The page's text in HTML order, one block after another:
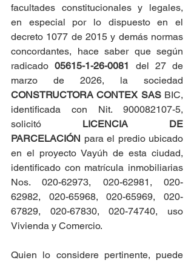
facultades constitucionales y legales,
en especial por lo dispuesto en el
decreto 1077 de 2015 y demás normas
concordantes, hace saber que según
radicado 05615-1-26-0081 del 27 de
CONSTRUCTORA CONTEX SAS BIC,
identificada con Nit. 900082107-5,
solicitó LICENCIA DE
PARCELACIÓN para el predio ubicado
en el proyecto Vayúh de esta ciudad,
identificado con matrícula inmobiliarias
Nos. 020-62973, 020-62981, 020-
62982, 020-65968, 020-65969, 020-
67829, 020-67830, 020-74740, uso
Vivienda y Comercio.
Quien lo considere pertinente, puede